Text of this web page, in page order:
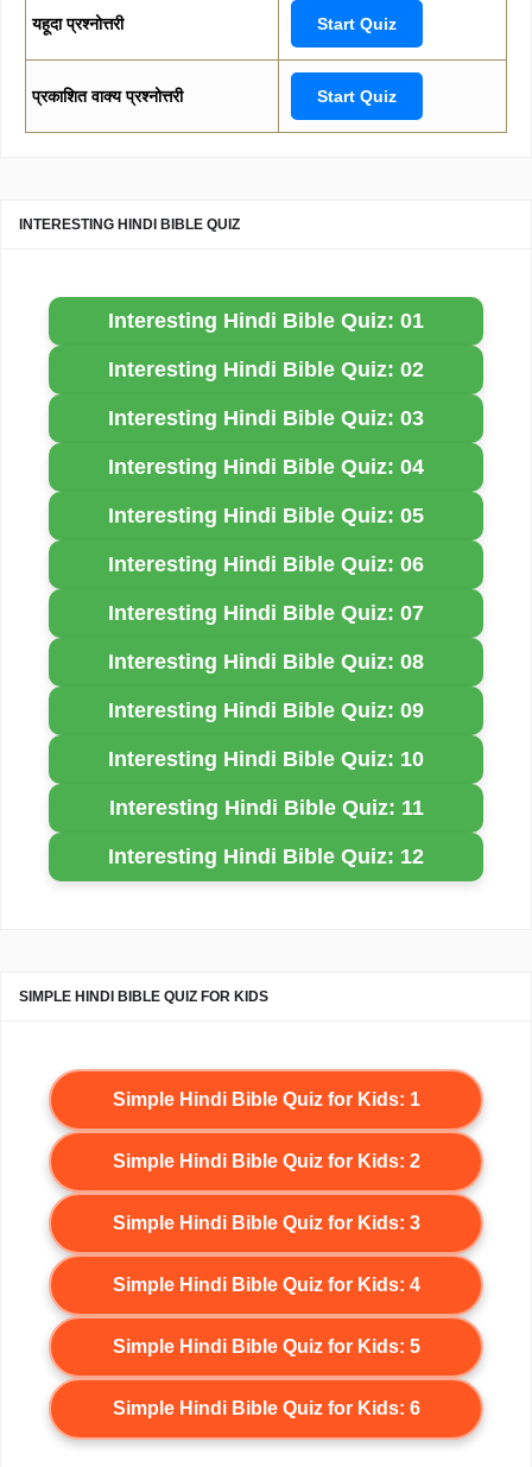
यहूदा प्रश्नोत्तरी Start Quiz
प्रकाशित वाक्य प्रश्नोत्तरी Start Quiz
INTERESTING HINDI BIBLE QUIZ
Interesting Hindi Bible Quiz: 01
Interesting Hindi Bible Quiz: 02
Interesting Hindi Bible Quiz: 03
Interesting Hindi Bible Quiz: 04
Interesting Hindi Bible Quiz: 05
Interesting Hindi Bible Quiz: 06
Interesting Hindi Bible Quiz: 07
Interesting Hindi Bible Quiz: 08
Interesting Hindi Bible Quiz: 09
Interesting Hindi Bible Quiz: 10
Interesting Hindi Bible Quiz: 11
Interesting Hindi Bible Quiz: 12
SIMPLE HINDI BIBLE QUIZ FOR KIDS
Simple Hindi Bible Quiz for Kids: 1
Simple Hindi Bible Quiz for Kids: 2
Simple Hindi Bible Quiz for Kids: 3
Simple Hindi Bible Quiz for Kids: 4
Simple Hindi Bible Quiz for Kids: 5
Simple Hindi Bible Quiz for Kids: 6